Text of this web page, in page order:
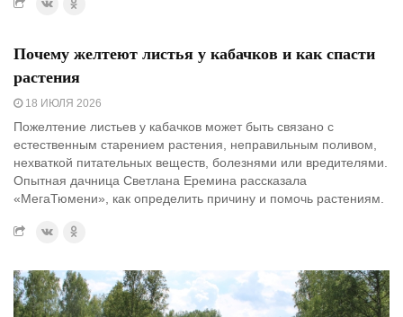
Почему желтеют листья у кабачков и как спасти
растения
18 ИЮЛЯ 2026
Пожелтение листьев у кабачков может быть связано с
естественным старением растения, неправильным поливом,
нехваткой питательных веществ, болезнями или вредителями.
Опытная дачница Светлана Еремина рассказала
«МегаТюмени», как определить причину и помочь растениям.